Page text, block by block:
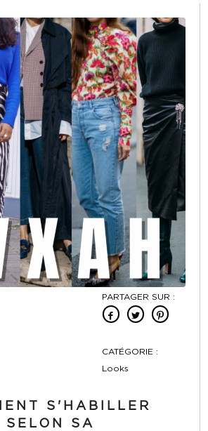
PARTAGER SUR :
CATÉGORIE :
Looks
S'HABILLER
SELON SA